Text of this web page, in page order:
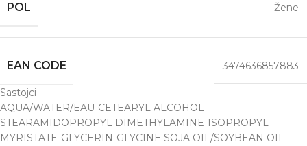
POL Žene
EAN CODE 3474636857883
Sastojci
AQUA/WATER/EAU-CETEARYL ALCOHOL-
STEARAMIDOPROPYL DIMETHYLAMINE-ISOPROPYL
MYRISTATE-GLYCERIN-GLYCINE SOJA OIL/SOYBEAN OIL-